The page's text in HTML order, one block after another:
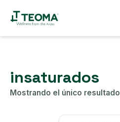
insaturados
Mostrando el único resultado